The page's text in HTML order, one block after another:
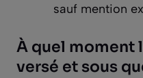
sauf mention
À quel moment
versé et sous